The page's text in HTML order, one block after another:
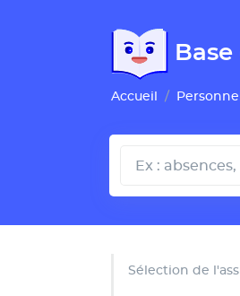
Accueil
Sélection de